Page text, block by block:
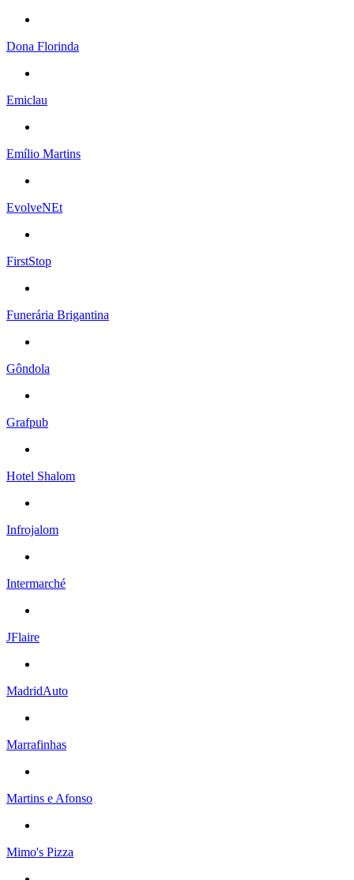
Dona Florinda
Emiclau
Emílio Martins
EvolveNEt
FirstStop
Funerária Brigantina
Gôndola
Grafpub
Hotel Shalom
Infrojalom
Intermarché
JFlaire
MadridAuto
Marrafinhas
Martins e Afonso
Mimo's Pizza